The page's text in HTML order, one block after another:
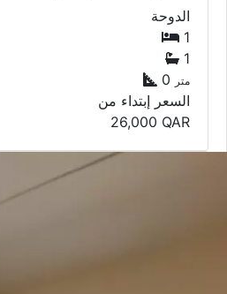
الدوحة
1
1
0 متر
السعر إبتداء من
26,000 QAR